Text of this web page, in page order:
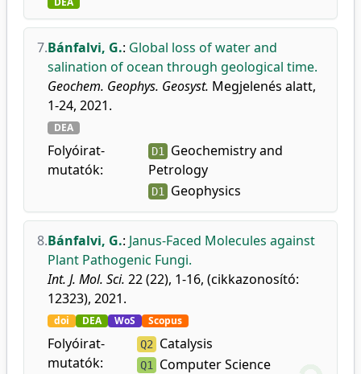
7.Bánfalvi, G.: Global loss of water and
salination of ocean through geological time.
Geochem. Geophys. Geosyst. Megjelenés alatt,
1-24, 2021.
DEA
Folyóirat-
mutatók:
D1 Geochemistry and
Petrology
D1 Geophysics
8.Bánfalvi, G.: Janus-Faced Molecules against
Plant Pathogenic Fungi.
Int. J. Mol. Sci. 22 (22), 1-16, (cikkazonosító:
12323), 2021.
doi DEA WoS Scopus
Folyóirat-
mutatók:
Q2 Catalysis
Q1
Computer Science